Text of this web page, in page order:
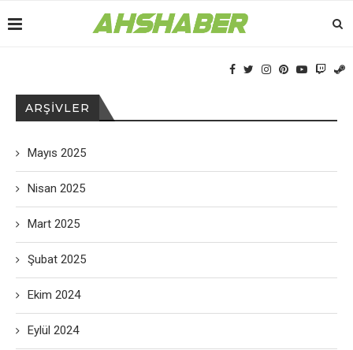
ARŞIVLER
Mayıs 2025
Nisan 2025
Mart 2025
Şubat 2025
Ekim 2024
Eylül 2024